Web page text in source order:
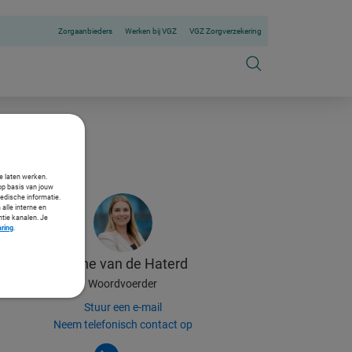
Zorgaanbieders Werken bij VGZ VGZ Zorgverzekering
Celine van de Haterd
Woordvoerder
Stuur een e-mail
Neem telefonisch contact op
laten werken.
basis van jouw
informatie.
alle interne en
kanalen. Je
.